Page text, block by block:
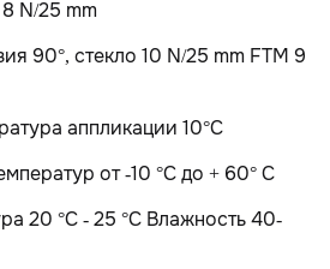
N/25 mm
90°, стекло 10 N/25 mm FTM 9
аппликации 10°C
от -10 °C до + 60° C
20 °C - 25 °C Влажность 40-